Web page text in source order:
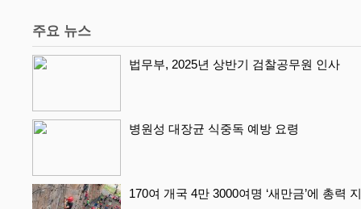
주요 뉴스
법무부, 2025년 상반기 검찰공무원 인사
병원성 대장균 식중독 예방 요령
170여 개국 4만 3000여명 ‘새만금’에 총력